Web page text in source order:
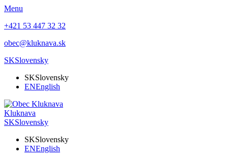
Menu
+421 53 447 32 32
obec@kluknava.sk
SKSlovensky
SKSlovensky
ENEnglish
Kluknava
SKSlovensky
SKSlovensky
ENEnglish